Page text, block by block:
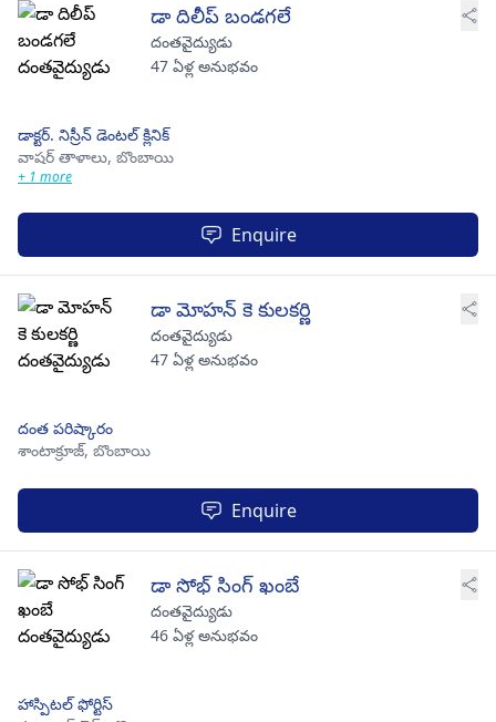
డా దిలీప్ బండగలే
దంతవైద్యుడు
47 ఏళ్ల అనుభవం
డాక్టర్. నిస్రీన్ డెంటల్ క్లినిక్
వాషర్ తాళాలు, బొంబాయి
+ 1 more
Enquire
డా మోహన్ కె కులకర్ణి
దంతవైద్యుడు
47 ఏళ్ల అనుభవం
దంత పరిష్కారం
శాంటాక్రూజ్, బొంబాయి
Enquire
డా సోభ్ సింగ్ ఖంబే
దంతవైద్యుడు
46 ఏళ్ల అనుభవం
హాస్పిటల్ ఫోర్టిస్